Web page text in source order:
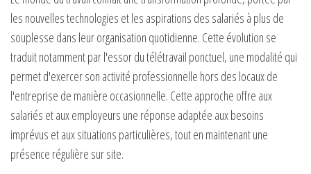
les nouvelles technologies et les aspirations des salariés à plus de
souplesse dans leur organisation quotidienne. Cette évolution se
traduit notamment par l'essor du télétravail ponctuel, une modalité qui
permet d'exercer son activité professionnelle hors des locaux de
l'entreprise de manière occasionnelle. Cette approche offre aux
salariés et aux employeurs une réponse adaptée aux besoins
imprévus et aux situations particulières, tout en maintenant une
présence régulière sur site.